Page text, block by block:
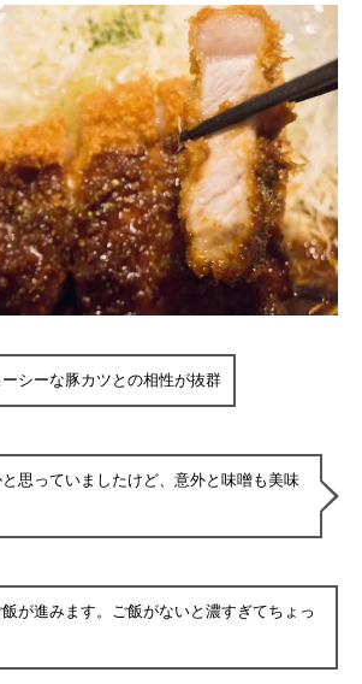
シーな豚カツとの相性が抜群
思っていましたけど、意外と味噌も美味
が進みます。ご飯がないと濃すぎてちょっ